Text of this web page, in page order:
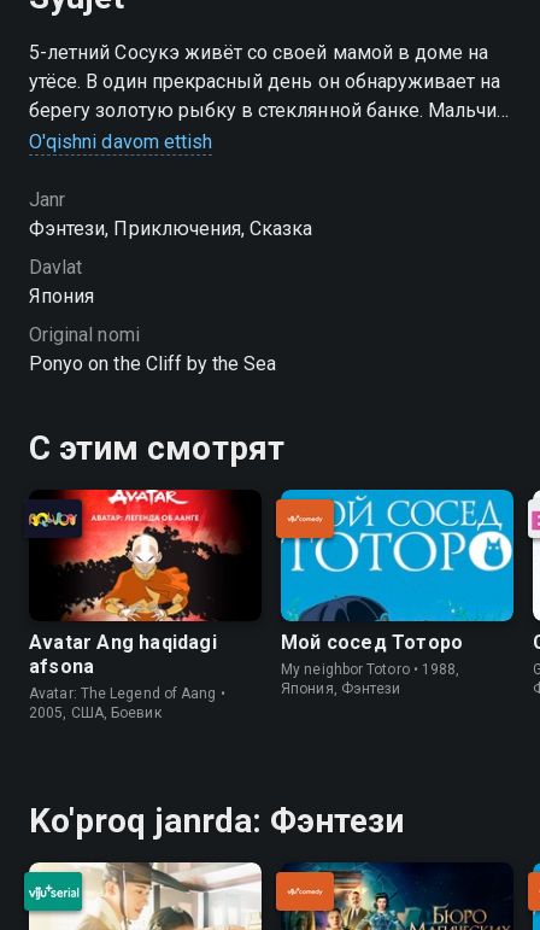
5-летний Сосукэ живёт со своей мамой в доме на
утёсе. В один прекрасный день он обнаруживает на
берегу золотую рыбку в стеклянной банке. Мальчик
даёт ей имя Поньо. Но она не простая рыбка, а дочь
O'qishni davom ettish
Janr
Фэнтези, Приключения, Сказка
Davlat
Япония
Original nomi
Ponyo on the Cliff by the Sea
С этим смотрят
Avatar Ang haqidagi
afsona
Avatar: The Legend of Aang •
2005, США, Боевик
Мой сосед Тоторо
My neighbor Totoro • 1988,
Япония, Фэнтези
Ko'proq janrda: Фэнтези